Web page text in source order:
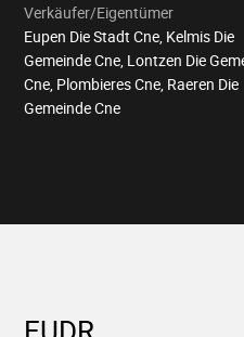
Verkäufer/Eigentümer
Eupen Die Stadt Cne, Kelmis Die
Gemeinde Cne, Lontzen Die
Cne, Plombieres Cne, Raeren Die
Gemeinde Cne